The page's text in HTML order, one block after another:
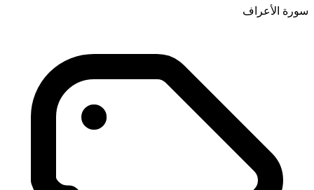
سورة الأعراف